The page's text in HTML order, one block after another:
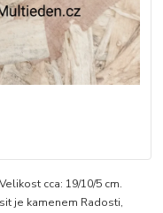
cca: 19/10/5 cm.
je kamenem Radosti,